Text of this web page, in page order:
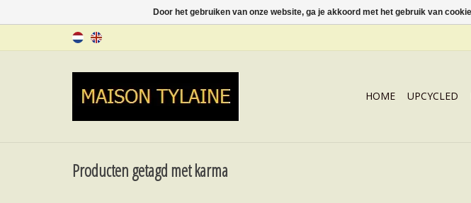
HOME UPCYCLED
Producten getagd met karma
Door het gebruiken van onze website, ga je akkoord met het gebruik van